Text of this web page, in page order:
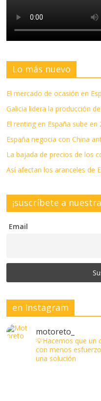
Lo más nuevo
El mercado de ocasión en
Galicia lidera la producción
El renting en España sube en
España negocia con China
La bajada de precios de los
Así afectan los aranceles de
¡suscríbete a
Email
en Instagram
motoreto_
💡Hacemos que un
con menos esfuerzo
una solución